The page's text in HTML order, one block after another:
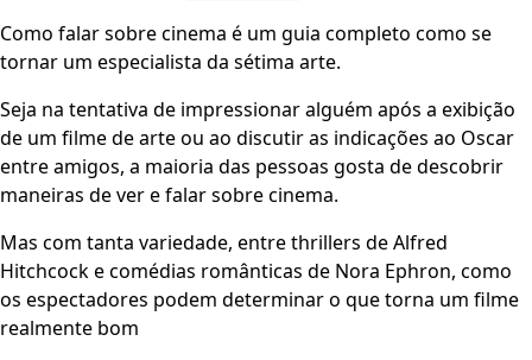
Como falar sobre cinema é um guia completo como se
tornar um especialista da sétima arte.
Seja na tentativa de impressionar alguém após a exibição
de um filme de arte ou ao discutir as indicações ao Oscar
entre amigos, a maioria das pessoas gosta de descobrir
maneiras de ver e falar sobre cinema.
Mas com tanta variedade, entre thrillers de Alfred
Hitchcock e comédias românticas de Nora Ephron, como
os espectadores podem determinar o que torna um filme
realmente bom